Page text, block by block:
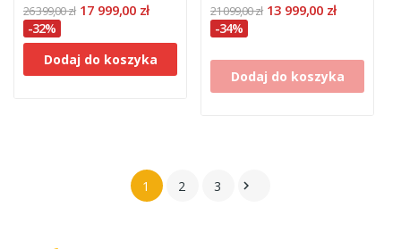
26 399,00 zł 17 999,00 zł
-32%
Dodaj do koszyka
21 099,00 zł 13 999,00 zł
-34%
Dodaj do koszyka
1 2 3 